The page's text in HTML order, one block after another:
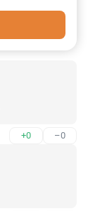
+0 –0